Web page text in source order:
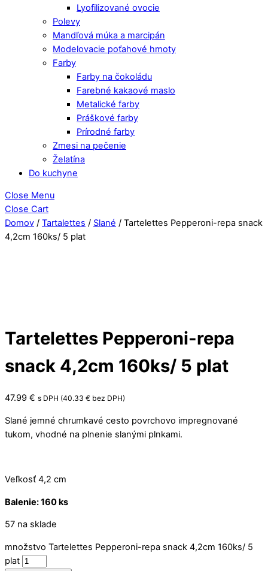
Lyofilizované ovocie
Polevy
Mandľová múka a marcipán
Modelovacie poťahové hmoty
Farby
Farby na čokoládu
Farebné kakaové maslo
Metalické farby
Práškové farby
Prírodné farby
Zmesi na pečenie
Želatína
Do kuchyne
Close Menu
Close Cart
Domov / Tartalettes / Slané / Tartelettes Pepperoni-repa snack
4,2cm 160ks/ 5 plat
Tartelettes Pepperoni-repa
snack 4,2cm 160ks/ 5 plat
47.99 € s DPH (40.33 € bez DPH)
Slané jemné chrumkavé cesto povrchovo impregnované
tukom, vhodné na plnenie slanými plnkami.
Veľkosť 4,2 cm
Balenie: 160 ks
57 na sklade
množstvo Tartelettes Pepperoni-repa snack 4,2cm 160ks/ 5
plat